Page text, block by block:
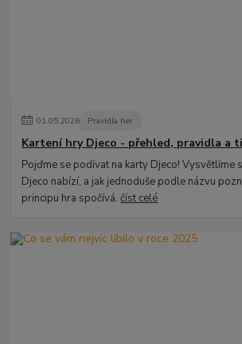
01.05.2026 Pravidla her
Kartení hry Djeco - přehled, pravidla a
Pojďme se podívat na karty Djeco! Vysvětlíme
Djeco nabízí, a jak jednoduše podle názvu
principu hra spočívá.číst celé